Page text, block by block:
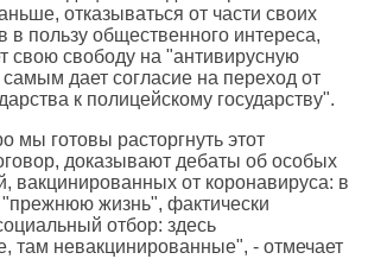
отказываться от части своих
в пользу общественного интереса,
свою свободу на "антивирусную
дает согласие на переход от
к полицейскому государству".
мы готовы расторгнуть этот
доказывают дебаты об особых
вакцинированных от коронавируса: в
жизнь", фактически
отбор: здесь
там невакцинированные", - отмечает